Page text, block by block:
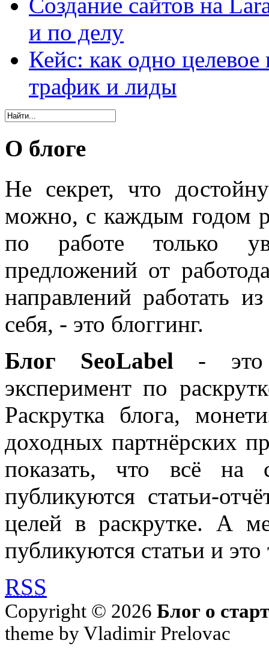
Создание сайтов на
и по делу
Кейс: как одно
трафик и лиды
О блоге
Не секрет, что
можно, с каждым годом
по работе только
предложений от
направлений работать
себя, - это блоггинг.
Блог SeoLabel - это
эксперимент по
Раскрутка блога,
доходных партнёрских
показать, что всё на
публикуются статьи-
целей в раскрутке. А
публикуются статьи и
RSS
Copyright © 2026 Блог о
theme by Vladimir Prelovac